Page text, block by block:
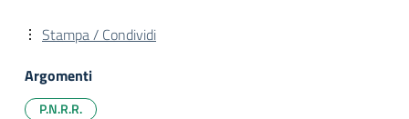
Stampa / Condividi
Argomenti
P.N.R.R.